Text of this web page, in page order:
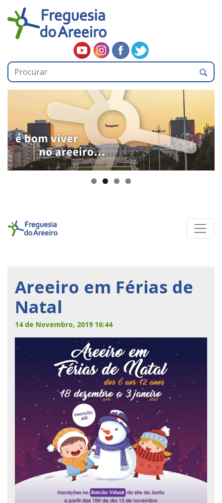
Areeiro em Férias de
Natal
14 de Novembro, 2019 16:44